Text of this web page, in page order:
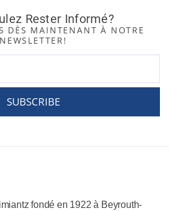
Rester Informé?
DÈS MAINTENANT À NOTRE
NEWSLETTER!
SUBSCRIBE
fondé en 1922 à Beyrouth-